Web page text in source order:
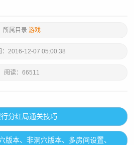
所属目录:游戏
2016-12-07 05:00:38
阅读： 66511
行分红局通关技巧
版本、非洞穴版本、多房间设置、